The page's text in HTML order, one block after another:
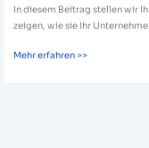
In diesem Beitrag stellen wir
zeigen, wie sie Ihr
Mehr erfahren >>